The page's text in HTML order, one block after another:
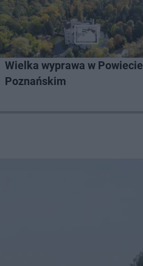
Wielka wyprawa w Powiecie
Poznańskim